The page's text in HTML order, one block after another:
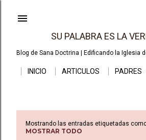
SU PALABRA ES LA
Blog de Sana Doctrina | Edificando la Iglesia
INICIO ARTICULOS PADRES
Mostrando las entradas etiquetadas
MOSTRAR TODO